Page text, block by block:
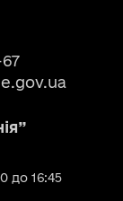
до 16:45